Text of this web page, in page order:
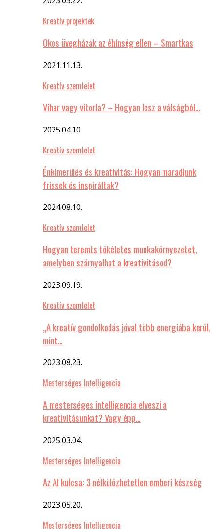
Kreatív projektek
Okos üvegházak az éhínség ellen – Smartkas
2021.11.13.
Kreatív szemlelet
Vihar vagy vitorla? – Hogyan lesz a válságból…
2025.04.10.
Kreatív szemlelet
Énkimerülés és kreativitás: Hogyan maradjunk
frissek és inspiráltak?
2024.08.10.
Kreatív szemlelet
Hogyan teremts tökéletes munkakörnyezetet,
amelyben szárnyalhat a kreativitásod?
2023.09.19.
Kreatív szemlelet
„A kreatív gondolkodás jóval több energiába kerül,
mint…
2023.08.23.
Mesterséges Intelligencia
A mesterséges intelligencia elveszi a
kreativitásunkat? Vagy épp…
2025.03.04.
Mesterséges Intelligencia
Az AI kulcsa: 3 nélkülözhetetlen emberi készség
2023.05.20.
Mesterséges Intelligencia